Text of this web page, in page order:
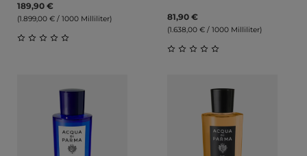
189,90 €
(1.899,00 € / 1000 Milliliter) 81,90 €
(1.638,00 € / 1000 Milliliter)